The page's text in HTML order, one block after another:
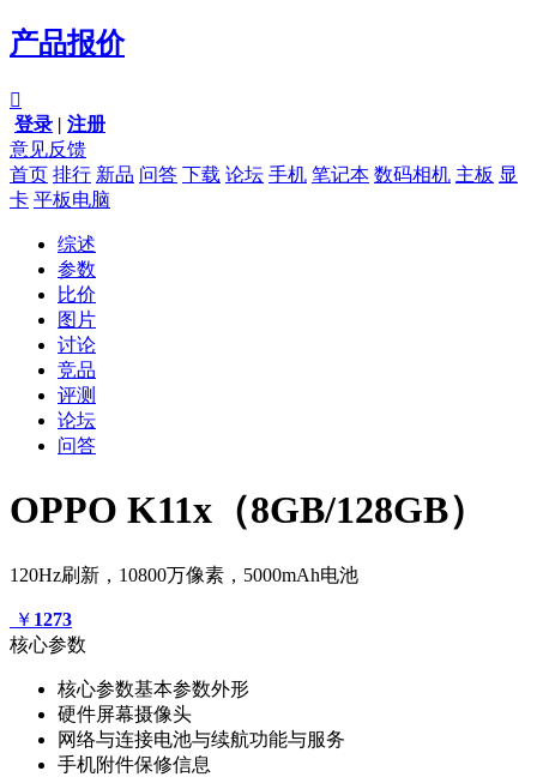
产品报价

登录 | 注册
意见反馈
首页 排行 新品 问答 下载 论坛 手机 笔记本 数码相机 主板 显
卡 平板电脑
综述
参数
比价
图片
讨论
竞品
评测
论坛
问答
OPPO K11x（8GB/128GB）
120Hz刷新，10800万像素，5000mAh电池
￥ 1273
核心参数
核心参数基本参数外形
硬件屏幕摄像头
网络与连接电池与续航功能与服务
手机附件保修信息